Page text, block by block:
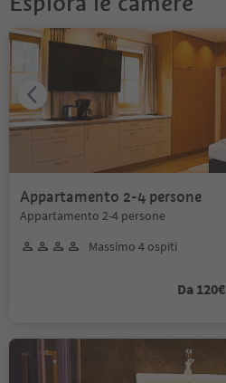
Appartamento 2-4 persone
Appartamento 2-4 persone
Massimo 4 ospiti
Da 120€